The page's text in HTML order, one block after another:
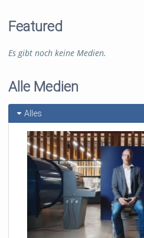
Featured
Es gibt noch keine Medien.
Alle Medien
Alles